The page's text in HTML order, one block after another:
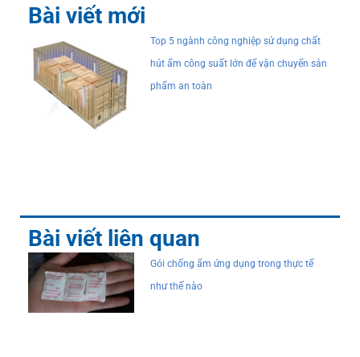
Bài viết mới
Top 5 ngành công nghiệp sử dụng chất
hút ẩm công suất lớn để vận chuyển sản
phẩm an toàn
Bài viết liên quan
Gói chống ẩm ứng dụng trong thực tế
như thế nào